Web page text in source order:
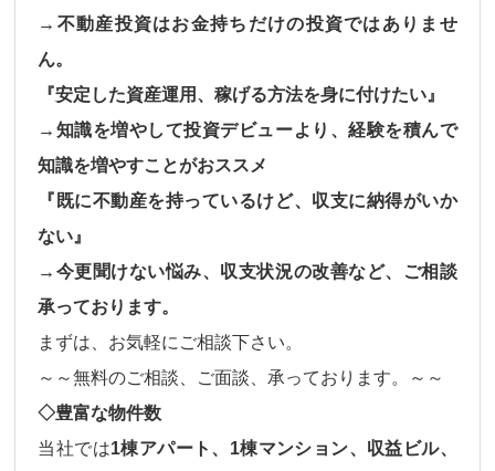
→不動産投資はお金持ちだけの投資ではありませ
ん。
『安定した資産運用、稼げる方法を身に付けたい』
→知識を増やして投資デビューより、経験を積んで
知識を増やすことがおススメ
『既に不動産を持っているけど、収支に納得がいか
ない』
→今更聞けない悩み、収支状況の改善など、ご相談
承っております。
まずは、お気軽にご相談下さい。
～～無料のご相談、ご面談、承っております。～～
◇豊富な物件数
当社では1棟アパート、1棟マンション、収益ビル、